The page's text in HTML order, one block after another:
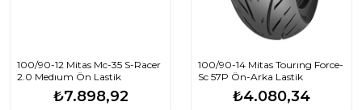
100/90-12 Mitas Mc-35 S-Racer
2.0 Medıum Ön Lastik
₺7.898,92
100/90-14 Mitas Tourıng Force-
Sc 57P Ön-Arka Lastik
₺4.080,34